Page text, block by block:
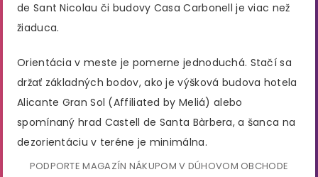
de Sant Nicolau či budovy Casa Carbonell je viac než
žiaduca.
Orientácia v meste je pomerne jednoduchá. Stačí sa
držať základných bodov, ako je výšková budova hotela
Alicante Gran Sol (Affiliated by Meliá) alebo
spomínaný hrad Castell de Santa Bàrbera, a šanca na
dezorientáciu v teréne je minimálna.
PODPORTE MAGAZÍN NÁKUPOM V DÚHOVOM OBCHODE